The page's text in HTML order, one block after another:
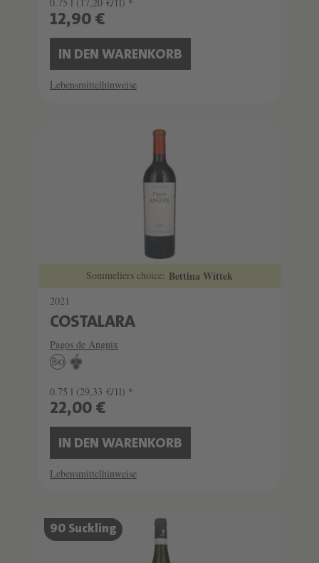
12,90 €
IN DEN WARENKORB
Lebensmittelhinweise
Sommeliers choice: Bettina Wittek
2021
COSTALARA
Pagos de Anguix
0.75 l (29,33 €/1l) *
22,00 €
IN DEN WARENKORB
Lebensmittelhinweise
90 Suckling